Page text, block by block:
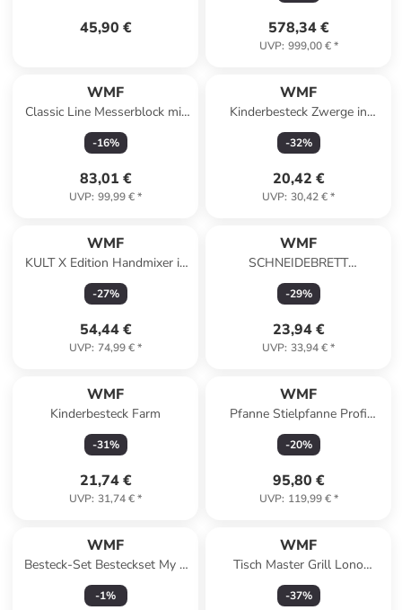
45,90 € 578,34 €
UVP: 999,00 €*
WMF
Classic Line Messerblock mit
Messerset in Schwarz
-16%
83,01 €
UVP: 99,99 €*
WMF
Kinderbesteck Zwerge in
Silber
-32%
20,42 €
UVP: 30,42 €*
WMF
KULT X Edition Handmixer in
Schwarz
-27%
54,44 €
UVP: 74,99 €*
WMF
SCHNEIDEBRETT
Tranchierbrett in Schwarz
-29%
23,94 €
UVP: 33,94 €*
WMF
Kinderbesteck Farm
-31%
21,74 €
UVP: 31,74 €*
WMF
Pfanne Stielpfanne Profi
Resist in Schwarz
-20%
95,80 €
UVP: 119,99 €*
WMF
Besteck-Set Besteckset My 2
Go in Silber
-1%
WMF
Tisch Master Grill Lono
Cromargan mit Zubehör in
Silber
-37%